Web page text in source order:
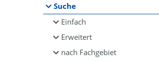
Suche
Einfach
Erweitert
nach Fachgebiet